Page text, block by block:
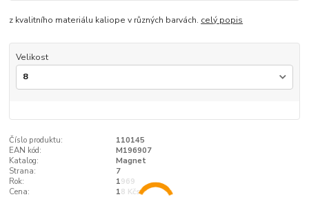
z kvalitního materiálu kaliope v různých barvách. celý popis
Velikost
Číslo produktu:
110145
EAN kód:
M196907
Katalog:
Magnet
Strana:
7
Rok:
1969
Cena:
18 Kčs